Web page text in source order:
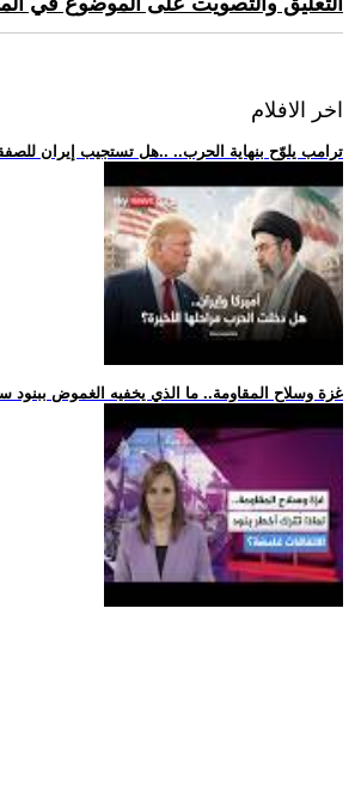
اخر الافلام
.. ترامب يلوّح بنهاية الحرب.. ..هل تستجيب إيران
.. غزة وسلاح المقاومة.. ما الذي يخفيه الغموض ببنود